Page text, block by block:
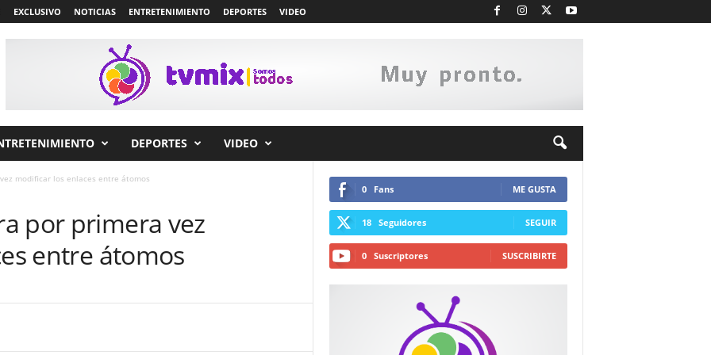
EXCLUSIVO NOTICIAS ENTRETENIMIENTO DEPORTES VIDEO
DEPORTES VIDEO
modificar los enlaces entre átomos
por primera vez
entre átomos
0 Fans ME GUSTA
18 Seguidores SEGUIR
0 Suscriptores SUSCRIBIRTE